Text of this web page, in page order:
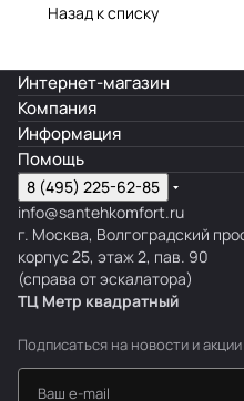
Назад к списку
Интернет-магазин
Компания
Информация
Помощь
8 (495) 225-62-85
info@santehkomfort.ru
г. Москва, Волгоградский
корпус 25, этаж 2, пав. 90
(справа от эскалатора)
ТЦ Метр квадратный
Подписаться на новости и акции